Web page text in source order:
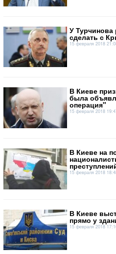
У Турчинова
сделать с
15 февраля 2018
В Киеве
была
операция"
15 февраля 2018
В Киеве на
15 февраля 2018
В Киеве
прямо у
15 февраля 2018